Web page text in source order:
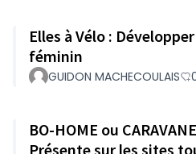
Elles à Vélo :
féminin
GUIDON MACHECOULAIS
BO-HOME ou
Présente sur les sites